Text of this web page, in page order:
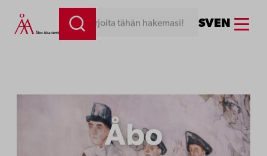
Siirry
sisältöön
Kirjoita tähän hakemasi! SVEN Menu
Åbo